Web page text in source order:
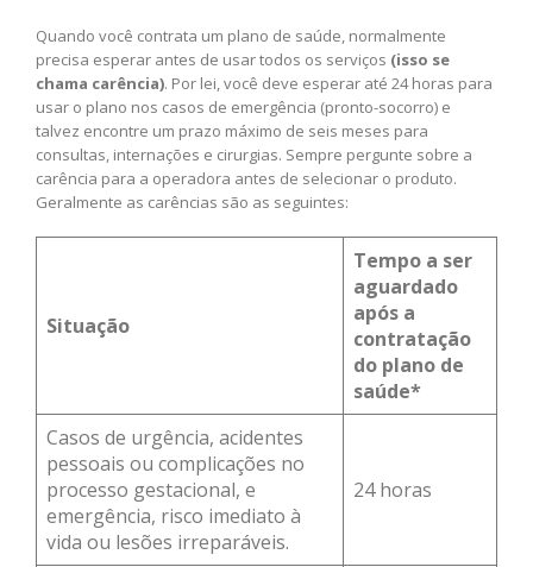
Quando você contrata um plano de saúde, normalmente
precisa esperar antes de usar todos os serviços (isso se
chama carência). Por lei, você deve esperar até 24 horas para
usar o plano nos casos de emergência (pronto-socorro) e
talvez encontre um prazo máximo de seis meses para
consultas, internações e cirurgias. Sempre pergunte sobre a
carência para a operadora antes de selecionar o produto.
Geralmente as carências são as seguintes:
Situação
Tempo a ser
aguardado
após a
contratação
do plano de
saúde*
Casos de urgência, acidentes
pessoais ou complicações no
processo gestacional, e
emergência, risco imediato à
vida ou lesões irreparáveis.
24 horas